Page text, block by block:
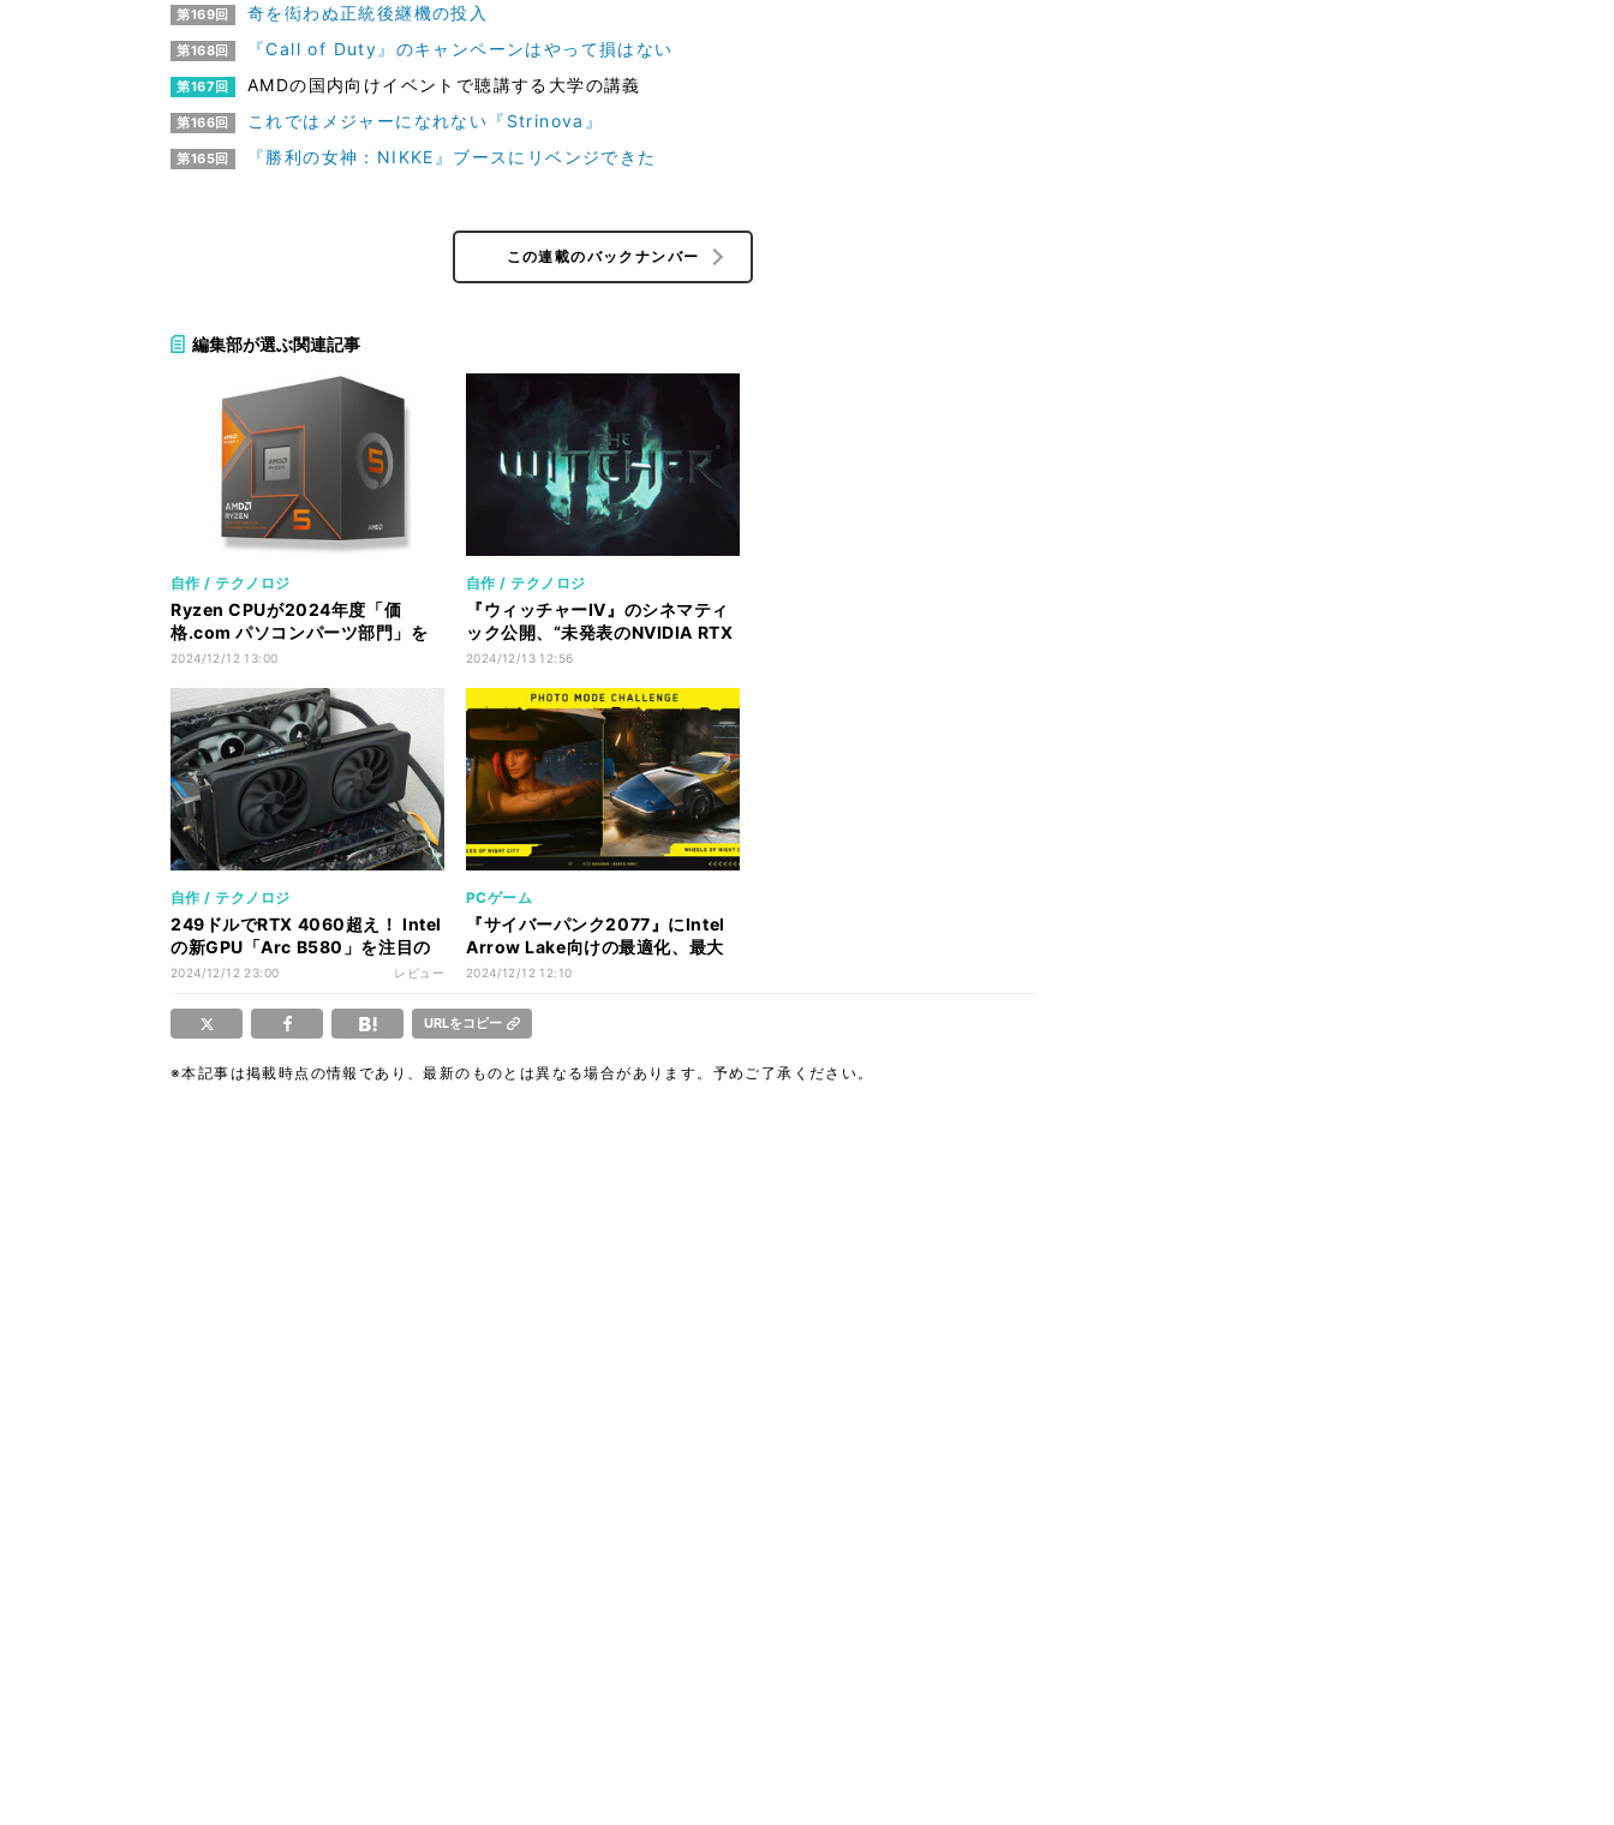
第169回 奇を衒わぬ正統後継機の投入
第168回 『Call of Duty』のキャンペーンはやって損はない
第167回 AMDの国内向けイベントで聴講する大学の講義
第166回 これではメジャーになれない『Strinova』
第165回 『勝利の女神：NIKKE』ブースにリベンジできた
この連載のバックナンバー
編集部が選ぶ関連記事
自作 / テクノロジ
Ryzen CPUが2024年度「価
格.com パソコンパーツ部門」を
総なめ、大賞はRDNA 3統合の
2024/12/12 13:00
自作 / テクノロジ
『ウィッチャーIV』のシネマティ
ック公開、“未発表のNVIDIA RTX
GPU”でレンダリング
2024/12/13 12:56
自作 / テクノロジ
249ドルでRTX 4060超え！ Intel
の新GPU「Arc B580」を注目の
フレーム生成も含めてテストする
2024/12/12 23:00 レビュー
PCゲーム
『サイバーパンク2077』にIntel
Arrow Lake向けの最適化、最大
33%も性能向上？
2024/12/12 12:10
URLをコピー
※本記事は掲載時点の情報であり、最新のものとは異なる場合があります。予めご了承ください。